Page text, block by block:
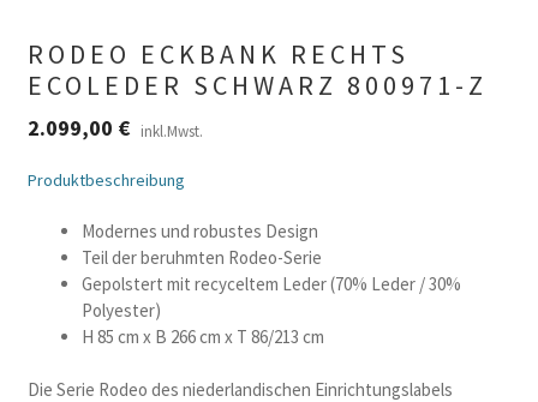
RODEO ECKBANK RECHTS
ECOLEDER SCHWARZ 800971-Z
2.099,00 € inkl.Mwst.
Produktbeschreibung
Modernes und robustes Design
Teil der beruhmten Rodeo-Serie
Gepolstert mit recyceltem Leder (70% Leder / 30%
Polyester)
H 85 cm x B 266 cm x T 86/213 cm
Die Serie Rodeo des niederlandischen Einrichtungslabels